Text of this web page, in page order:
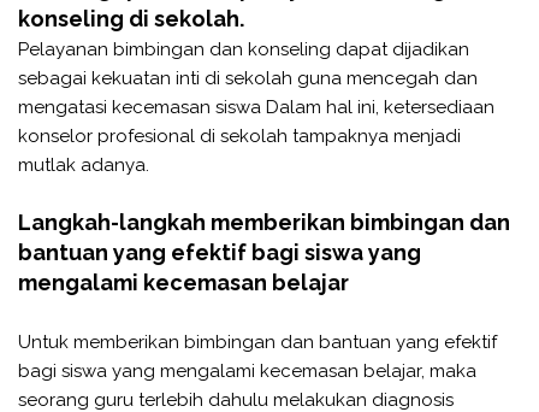
konseling di sekolah.
Pelayanan bimbingan dan konseling dapat dijadikan
sebagai kekuatan inti di sekolah guna mencegah dan
mengatasi kecemasan siswa Dalam hal ini, ketersediaan
konselor profesional di sekolah tampaknya menjadi
mutlak adanya.
Langkah-langkah memberikan bimbingan dan
bantuan yang efektif bagi siswa yang
mengalami kecemasan belajar
Untuk memberikan bimbingan dan bantuan yang efektif
bagi siswa yang mengalami kecemasan belajar, maka
seorang guru terlebih dahulu melakukan diagnosis